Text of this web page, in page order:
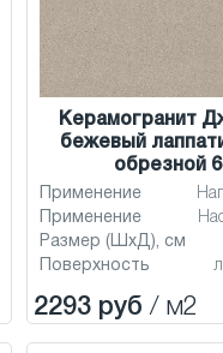
Керамогранит
бежевый
обрезной
Применение
Применение
Размер (ШхД), см
Поверхность
2293 руб / м2